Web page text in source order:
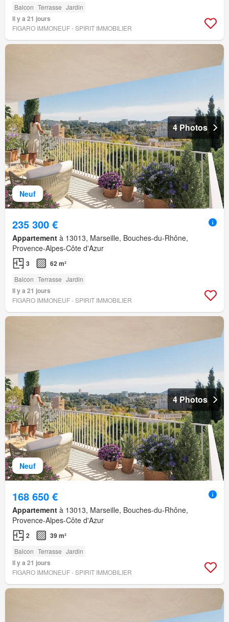
Balcon Terrasse Jardin
Il y a 21 jours
FIGARO IMMONEUF - SPIRIT IMMOBILIER
Neuf
4 Photos
235 300 €
Appartement à 13013, Marseille, Bouches-du-Rhône,
Provence-Alpes-Côte d'Azur
3 62 m²
Balcon Terrasse Jardin
Il y a 21 jours
FIGARO IMMONEUF - SPIRIT IMMOBILIER
Neuf
4 Photos
168 650 €
Appartement à 13013, Marseille, Bouches-du-Rhône,
Provence-Alpes-Côte d'Azur
2 39 m²
Balcon Terrasse Jardin
Il y a 21 jours
FIGARO IMMONEUF - SPIRIT IMMOBILIER